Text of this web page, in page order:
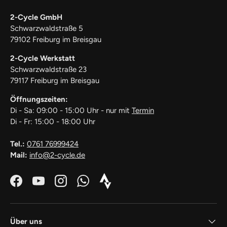
2-Cycle GmbH
Schwarzwaldstraße 5
79102 Freiburg im Breisgau
2-Cycle Werkstatt
Schwarzwaldstraße 23
79117 Freiburg im Breisgau
Öffnungszeiten:
Di - Sa: 09:00 - 15:00 Uhr - nur mit Termin
Di - Fr: 15:00 - 18:00 Uhr
Tel.: 0761 76999424
Mail: info@2-cycle.de
FacebookYouTubeInstagramWhatsAppStrava_Icon_Logo_white1
Über uns